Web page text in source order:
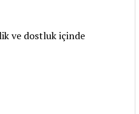
ve dostluk içinde